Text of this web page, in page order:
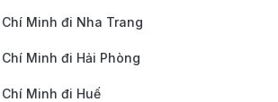
tỉnh Khánh Hòa, được mệnh danh
biển Đông" với những bãi biển dài
trong xanh và khí hậu ôn hòa.
Minh đi Nha Trang
Minh đi Hải Phòng
Minh đi Huế